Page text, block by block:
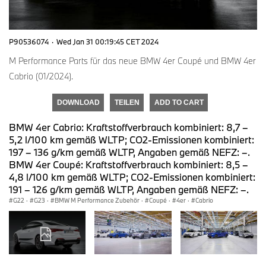
P90536074 · Wed Jan 31 00:19:45 CET 2024
M Performance Parts für das neue BMW 4er Coupé und BMW 4er
Cabrio (01/2024).
DOWNLOAD TEILEN ADD TO CART
BMW 4er Cabrio: Kraftstoffverbrauch kombiniert: 8,7 –
5,2 l/100 km gemäß WLTP; CO2-Emissionen kombiniert:
197 – 136 g/km gemäß WLTP, Angaben gemäß NEFZ: –.
BMW 4er Coupé: Kraftstoffverbrauch kombiniert: 8,5 –
4,8 l/100 km gemäß WLTP; CO2-Emissionen kombiniert:
191 – 126 g/km gemäß WLTP, Angaben gemäß NEFZ: –.
G22 · G23 · BMW M Performance Zubehör · Coupé · 4er · Cabrio